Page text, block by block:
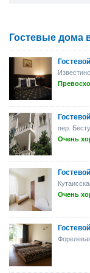
Гостевые дома
пер.
Очень
Очень